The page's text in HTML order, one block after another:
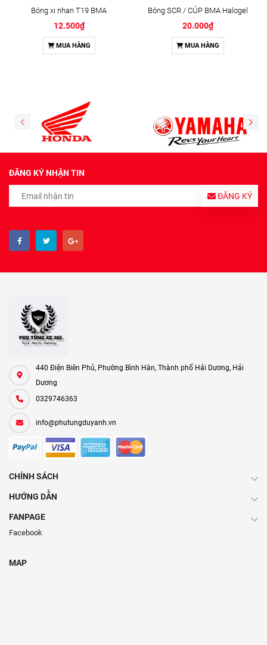
Bóng xi nhan T19 BMA
12.500₫
MUA HÀNG
Bóng SCR / CÚP BMA Halogel
20.000₫
MUA HÀNG
ĐĂNG KÝ NHẬN TIN
ĐĂNG KÝ
440 Điện Biên Phủ, Phường Bình Hàn, Thành phố Hải Dương, Hải
Dương
0329746363
info@phutungduyanh.vn
CHÍNH SÁCH
HƯỚNG DẪN
FANPAGE
Facebook
MAP